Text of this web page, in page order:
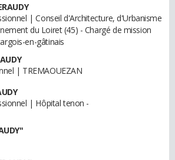
| Conseil d'Architecture, d'Urbanisme
du Loiret (45) - Chargé de mission
en-gâtinais
| TREMAOUEZAN
| Hôpital tenon -